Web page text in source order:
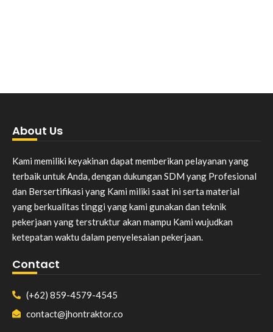
About Us
Kami memiliki keyakinan dapat memberikan pelayanan yang
terbaik untuk Anda, dengan dukungan SDM yang Profesional
dan Bersertifikasi yang Kami miliki saat ini serta material
yang berkualitas tinggi yang kami gunakan dan teknik
pekerjaan yang terstruktur akan mampu Kami wujudkan
ketepatan waktu dalam penyelesaian pekerjaan.
Contact
(+62) 859-4579-4545
contact@jhontraktor.co